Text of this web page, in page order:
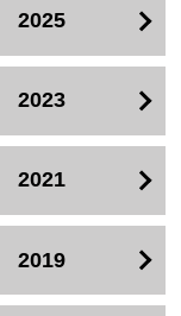
2025
2023
2021
2019